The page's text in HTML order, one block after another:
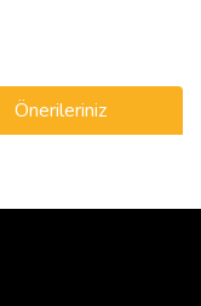
Önerileriniz